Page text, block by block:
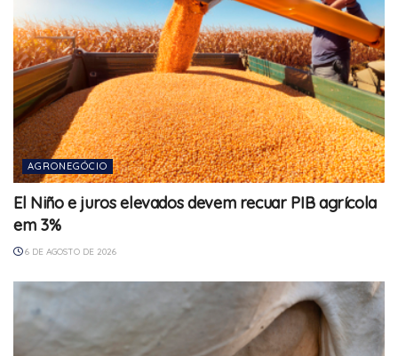
AGRONEGÓCIO
El Niño e juros elevados devem recuar PIB agrícola
em 3%
6 DE AGOSTO DE 2026